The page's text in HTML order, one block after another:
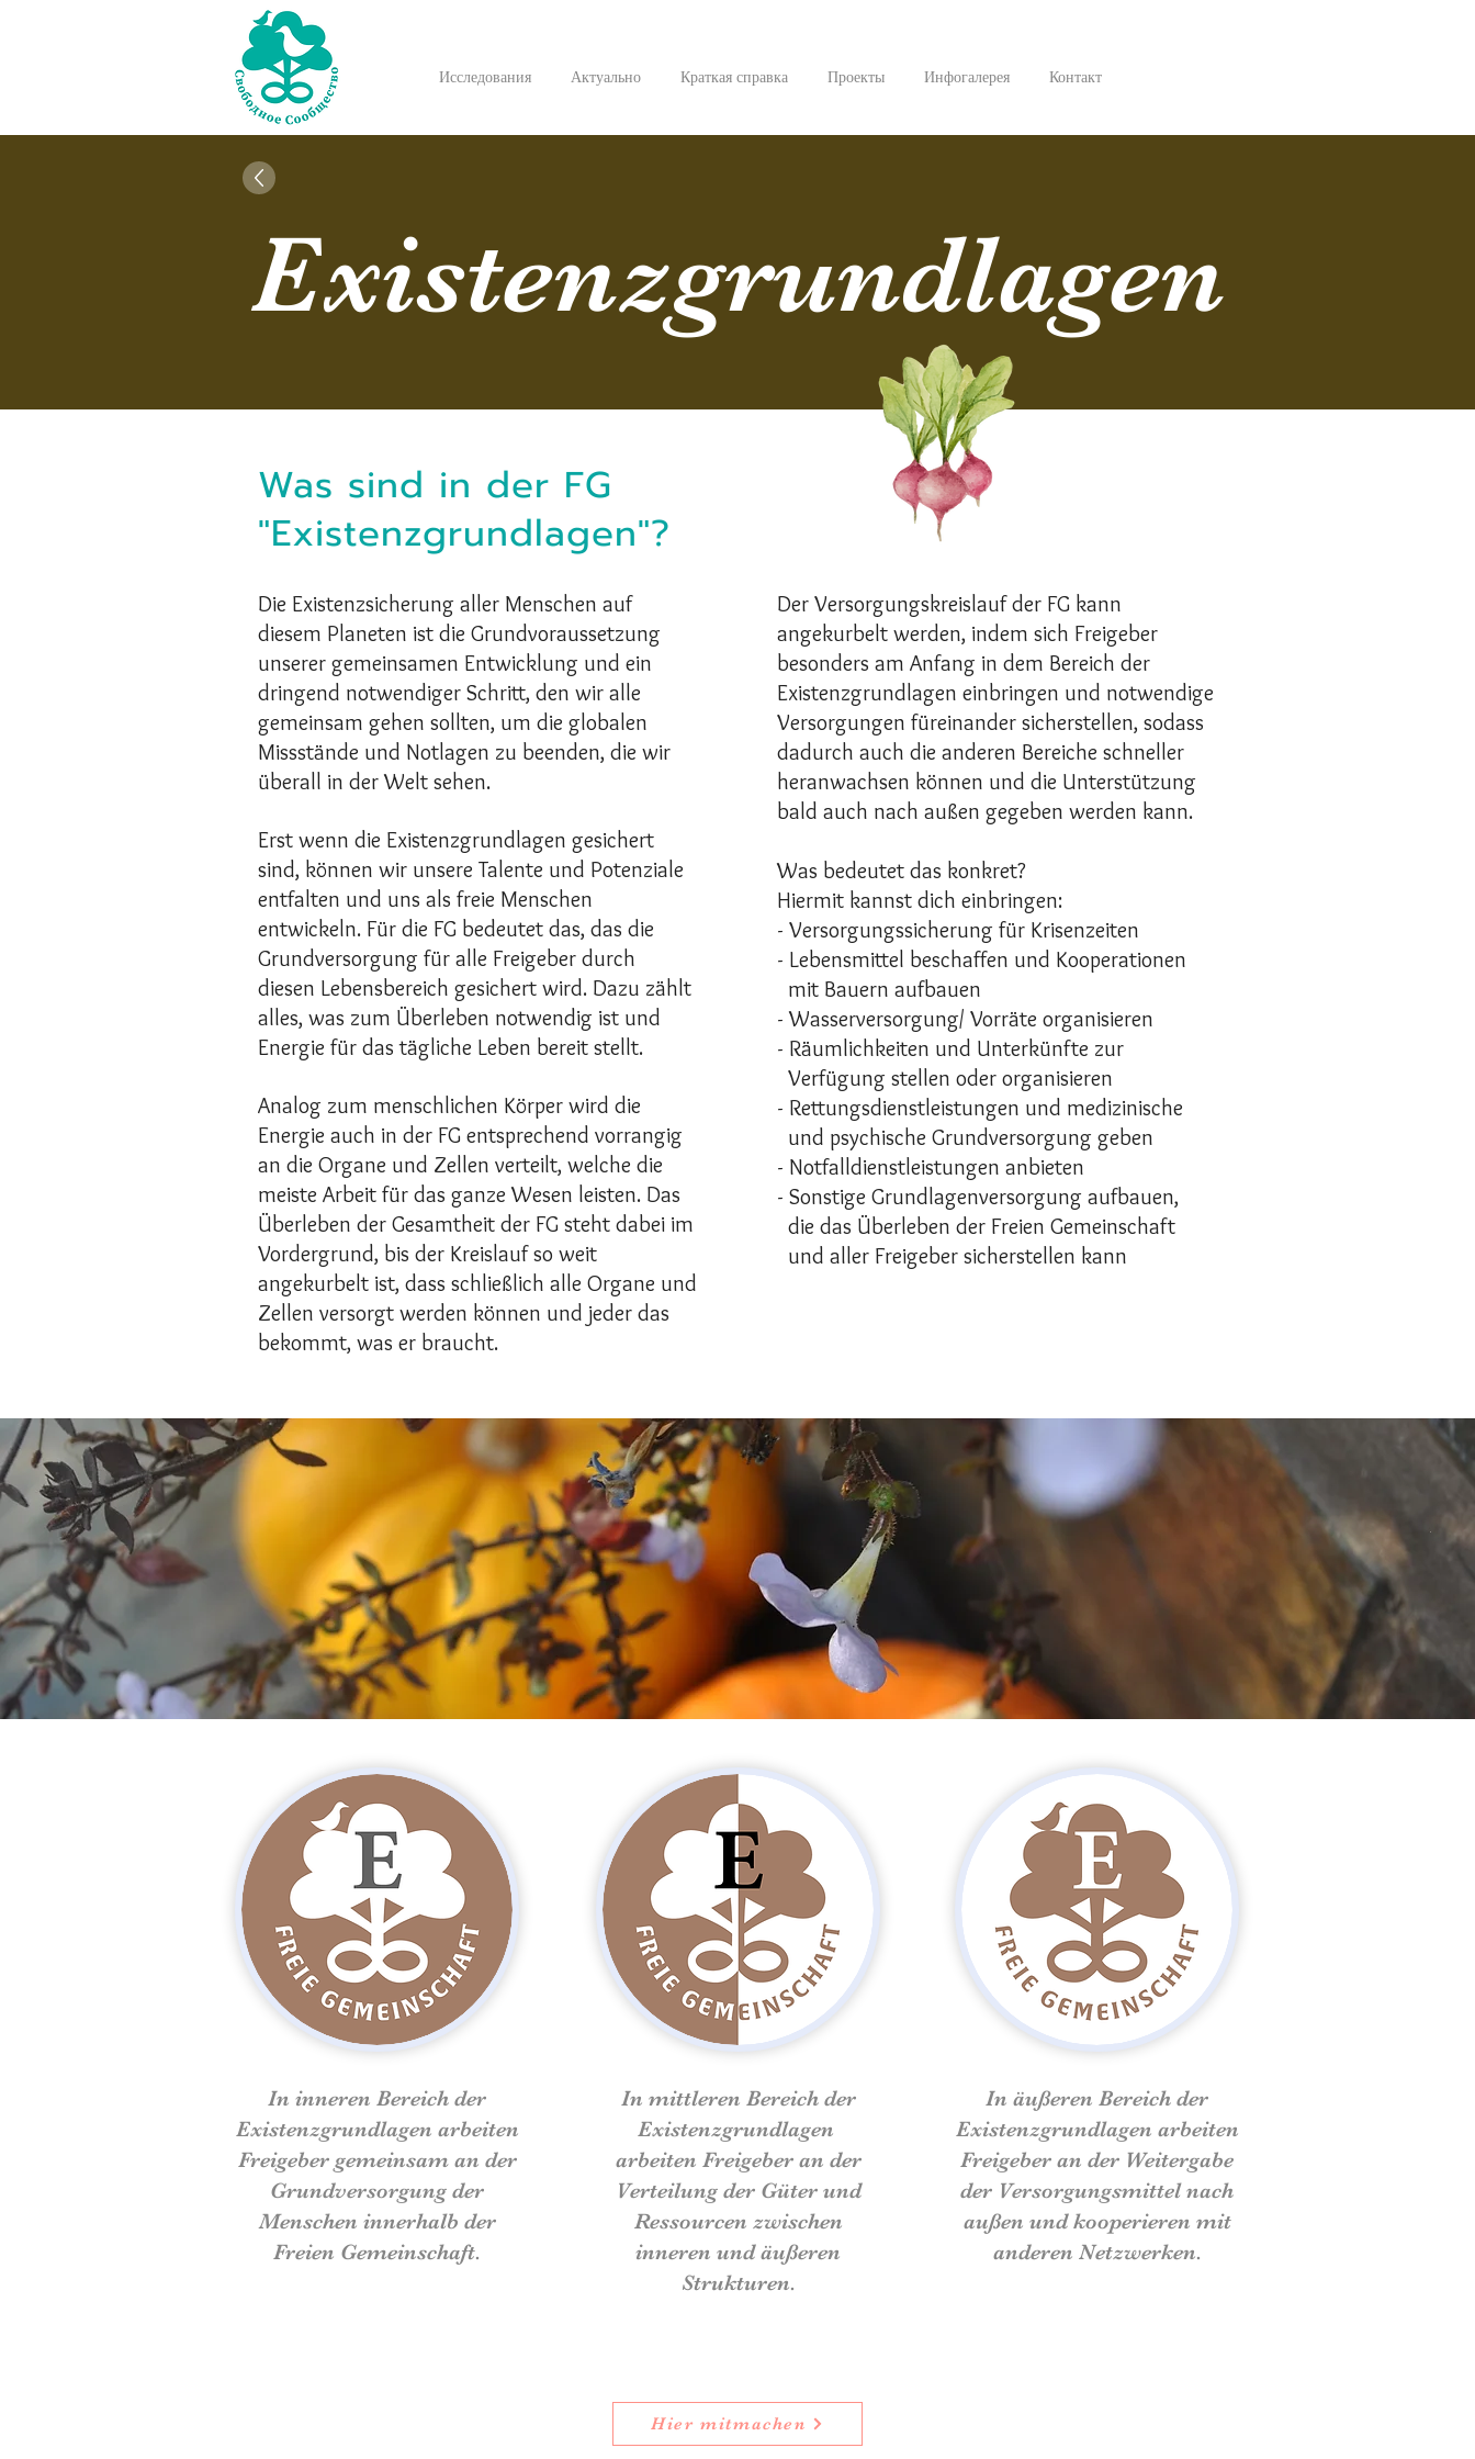
Исследования Актуально Краткая справка Проекты Инфогалерея Контакт
Existenzgrundlagen
Was sind in der FG
"Existenzgrundlagen"?
Die Existenzsicherung aller Menschen auf
diesem Planeten ist die Grundvoraussetzung
unserer gemeinsamen Entwicklung und ein
dringend notwendiger Schritt, den wir alle
gemeinsam gehen sollten, um die globalen
Missstände und Notlagen zu beenden, die wir
überall in der Welt sehen.
Erst wenn die Existenzgrundlagen gesichert
sind, können wir unsere Talente und Potenziale
entfalten und uns als freie Menschen
entwickeln. Für die FG bedeutet das, das die
Grundversorgung für alle Freigeber durch
diesen Lebensbereich gesichert wird. Dazu zählt
alles, was zum Überleben notwendig ist und
Energie für das tägliche Leben bereit stellt.
Analog zum menschlichen Körper wird die
Energie auch in der FG entsprechend vorrangig
an die Organe und Zellen verteilt, welche die
meiste Arbeit für das ganze Wesen leisten. Das
Überleben der Gesamtheit der FG steht dabei im
Vordergrund, bis der Kreislauf so weit
angekurbelt ist, dass schließlich alle Organe und
Zellen versorgt werden können und jeder das
bekommt, was er braucht.
Der Versorgungskreislauf der FG kann
angekurbelt werden, indem sich Freigeber
besonders am Anfang in dem Bereich der
Existenzgrundlagen einbringen und notwendige
Versorgungen füreinander sicherstellen, sodass
dadurch auch die anderen Bereiche schneller
heranwachsen können und die Unterstützung
bald auch nach außen gegeben werden kann.
Was bedeutet das konkret?
Hiermit kannst dich einbringen:
- Versorgungssicherung für Krisenzeiten
- Lebensmittel beschaffen und Kooperationen
mit Bauern aufbauen
- Wasserversorgung/ Vorräte organisieren
- Räumlichkeiten und Unterkünfte zur
Verfügung stellen oder organisieren
- Rettungsdienstleistungen und medizinische
und psychische Grundversorgung geben
- Notfalldienstleistungen anbieten
- Sonstige Grundlagenversorgung aufbauen,
die das Überleben der Freien Gemeinschaft
und aller Freigeber sicherstellen kann
In inneren Bereich der
Existenzgrundlagen arbeiten
Freigeber gemeinsam an der
Grundversorgung der
Menschen innerhalb der
Freien Gemeinschaft.
In mittleren Bereich der
Existenzgrundlagen
arbeiten Freigeber an der
Verteilung der Güter und
Ressourcen zwischen
inneren und äußeren
Strukturen.
In äußeren Bereich der
Existenzgrundlagen arbeiten
Freigeber an der Weitergabe
der Versorgungsmittel nach
außen und kooperieren mit
anderen Netzwerken.
Hier mitmachen